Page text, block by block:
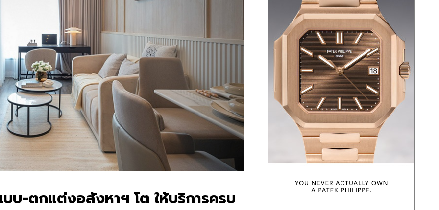
บ-ตกแต่งอสังหาฯ โต ให้บริการครบ